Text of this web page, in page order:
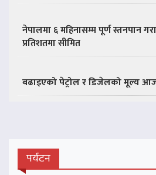
नेपालमा ६ महिनासम्म पूर्ण स्तनपान
प्रतिशतमा सीमित
बढाइएको पेट्रोल र डिजेलको मूल्य
पर्यटन